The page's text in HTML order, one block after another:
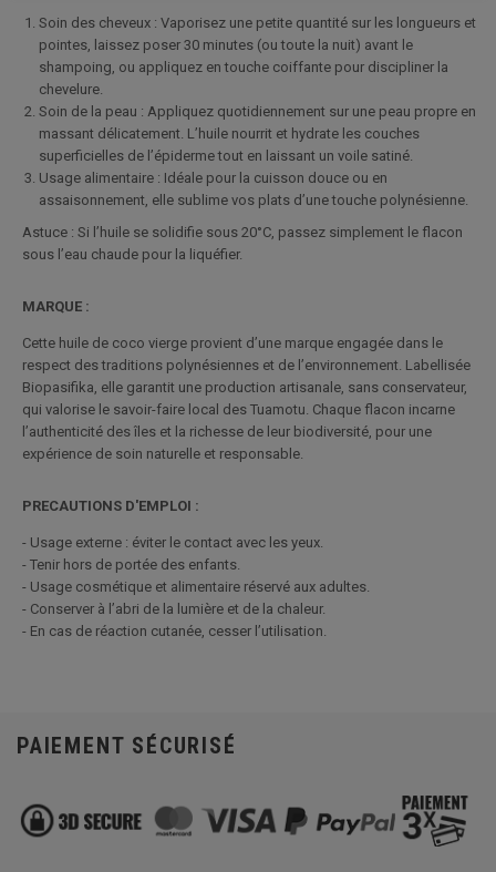
Soin des cheveux : Vaporisez une petite quantité sur les longueurs et
pointes, laissez poser 30 minutes (ou toute la nuit) avant le
shampoing, ou appliquez en touche coiffante pour discipliner la
chevelure.
Soin de la peau : Appliquez quotidiennement sur une peau propre en
massant délicatement. L’huile nourrit et hydrate les couches
superficielles de l’épiderme tout en laissant un voile satiné.
Usage alimentaire : Idéale pour la cuisson douce ou en
assaisonnement, elle sublime vos plats d’une touche polynésienne.
Astuce : Si l’huile se solidifie sous 20°C, passez simplement le flacon
sous l’eau chaude pour la liquéfier.
MARQUE :
Cette huile de coco vierge provient d’une marque engagée dans le
respect des traditions polynésiennes et de l’environnement. Labellisée
Biopasifika, elle garantit une production artisanale, sans conservateur,
qui valorise le savoir-faire local des Tuamotu. Chaque flacon incarne
l’authenticité des îles et la richesse de leur biodiversité, pour une
expérience de soin naturelle et responsable.
PRECAUTIONS D'EMPLOI :
- Usage externe : éviter le contact avec les yeux.
- Tenir hors de portée des enfants.
- Usage cosmétique et alimentaire réservé aux adultes.
- Conserver à l’abri de la lumière et de la chaleur.
- En cas de réaction cutanée, cesser l’utilisation.
PAIEMENT SÉCURISÉ